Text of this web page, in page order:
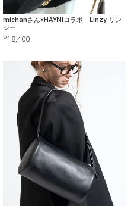
michanさん×HAYNIコラボ Linzy リン
ジー
¥18,400